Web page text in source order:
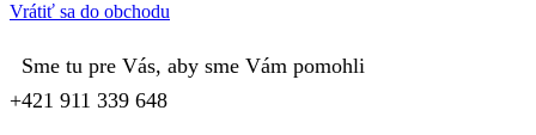
Vrátiť sa do obchodu
Sme tu pre Vás, aby sme Vám pomohli
+421 911 339 648